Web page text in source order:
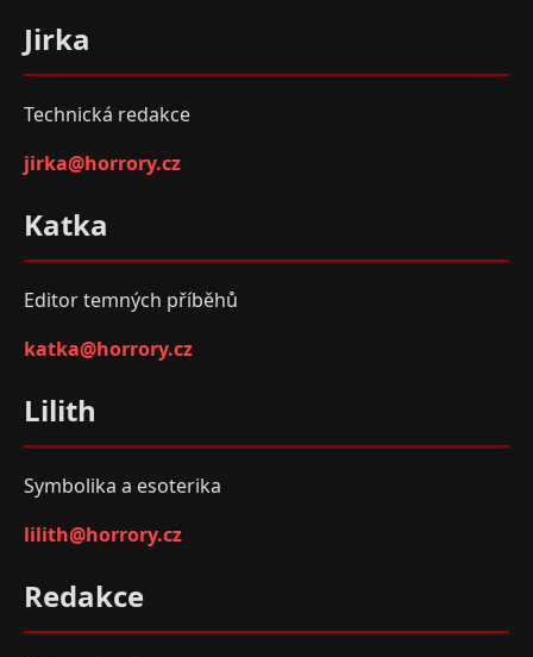
Jirka
Technická redakce
jirka@horrory.cz
Katka
Editor temných příběhů
katka@horrory.cz
Lilith
Symbolika a esoterika
lilith@horrory.cz
Redakce